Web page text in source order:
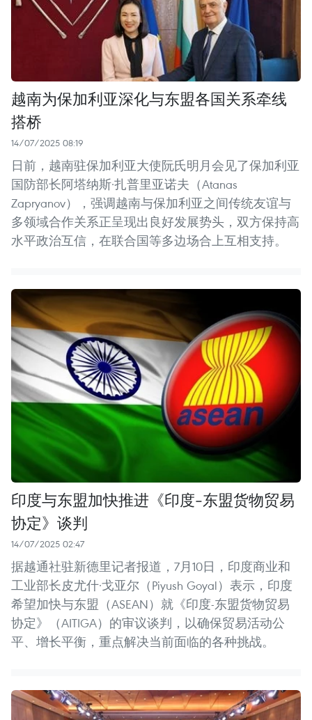
越南为保加利亚深化与东盟各国关系牵线
搭桥
14/07/2025 08:19
日前，越南驻保加利亚大使阮氏明月会见了保加利亚
国防部长阿塔纳斯·扎普里亚诺夫（Atanas
Zapryanov），强调越南与保加利亚之间传统友谊与
多领域合作关系正呈现出良好发展势头，双方保持高
水平政治互信，在联合国等多边场合上互相支持。
印度与东盟加快推进《印度-东盟货物贸易
协定》谈判
14/07/2025 02:47
据越通社驻新德里记者报道，7月10日，印度商业和
工业部长皮尤什·戈亚尔（Piyush Goyal）表示，印度
希望加快与东盟（ASEAN）就《印度-东盟货物贸易
协定》（AITIGA）的审议谈判，以确保贸易活动公
平、增长平衡，重点解决当前面临的各种挑战。